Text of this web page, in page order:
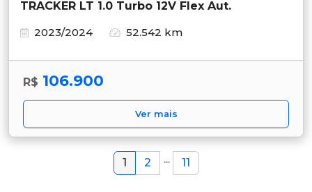
TRACKER LT 1.0 Turbo 12V Flex Aut.
2023/2024
52.542 km
R$ 106.900
Ver mais
1 2 ... 11